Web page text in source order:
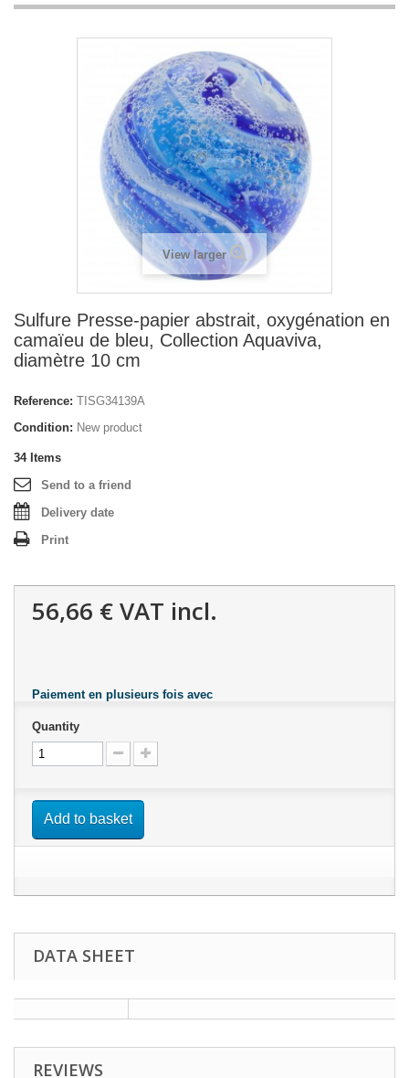
View larger
Sulfure Presse-papier abstrait, oxygénation en
camaïeu de bleu, Collection Aquaviva,
diamètre 10 cm
Reference: TISG34139A
Condition: New product
34 Items
Send to a friend
Delivery date
Print
56,66 €VAT incl.
Paiement en plusieurs fois avec
Quantity
Add to basket
DATA SHEET
REVIEWS